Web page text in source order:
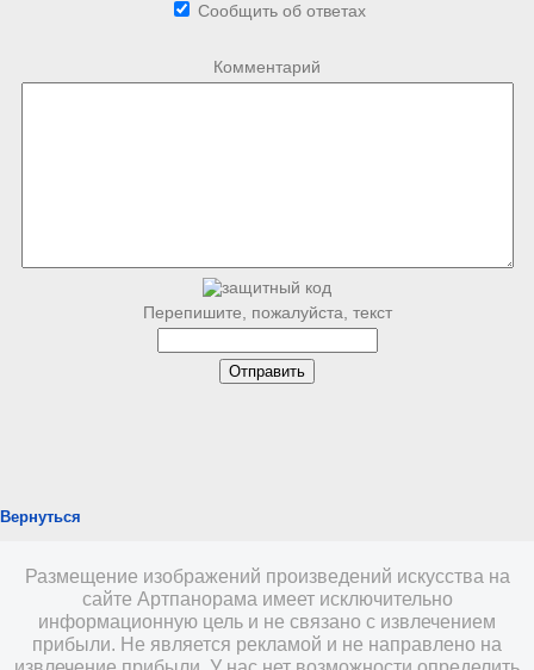
Сообщить об ответах
Комментарий
Перепишите, пожалуйста, текст
Вернуться
Размещение изображений произведений искусства на
сайте Артпанорама имеет исключительно
информационную цель и не связано с извлечением
прибыли. Не является рекламой и не направлено на